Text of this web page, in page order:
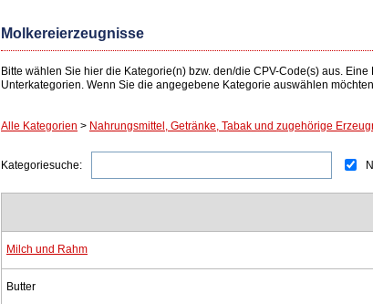
Molkereierzeugnisse
Bitte wählen Sie hier die Kategorie(n) bzw. den/die CPV-Code(s) aus.
Unterkategorien. Wenn Sie die angegebene Kategorie auswählen
Alle Kategorien > Nahrungsmittel, Getränke, Tabak und zugehörige
Kategoriesuche:
Milch und Rahm
Butter